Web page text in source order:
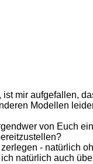
mir aufgefallen,
Modellen
von Euch
- natürlich
natürlich auch